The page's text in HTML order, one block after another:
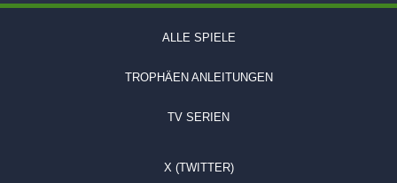
ALLE SPIELE
TROPHÄEN ANLEITUNGEN
TV SERIEN
X (TWITTER)